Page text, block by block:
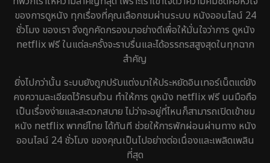
ของการดูหนัง ทุกเรื่องที่คุณเลือกชมผ่านระบบ หนังออนไลน์ 24
ชั่วโมง ของเรา จึงถูกคัดกรองมาอย่างดีเพื่อให้มั่นใจว่าการ ดูหนัง
netflix ฟรี ในแต่ละครั้งจะราบรื่นและได้อรรถรสสูงสุดในทุกฉาก
สำคัญ
ยิ่งไปกว่านั้น ระบบยังถูกปรับแต่งมาให้ประหยัดอินเทอร์เน็ตแต่ยัง
คงความละเอียดไว้ครบถ้วน ทำให้การ ดูหนัง netflix ฟรี บนมือถือ
เป็นเรื่องง่ายและสะดวกสบาย ไม่ว่าจะอยู่ที่ไหนก็สามารถเปิดเข้าชม
หนัง netflix พากย์ไทย ได้ทันที ช่วยให้การพักผ่อนผ่านทาง หนัง
ออนไลน์ 24 ชั่วโมง ของคุณเป็นไปอย่างต่อเนื่องและเพลิดเพลิน
ที่สุด